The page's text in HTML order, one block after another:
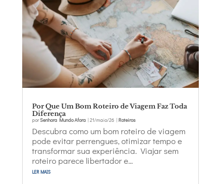
Por Que Um Bom Roteiro de Viagem Faz Toda
Diferença
porSenhora Mundo Afora| 21/maio/26 Roteiros
Descubra como um bom roteiro de viagem
pode evitar perrengues, otimizar tempo e
transformar sua experiência. Viajar sem
roteiro parece libertador e...
ler mais